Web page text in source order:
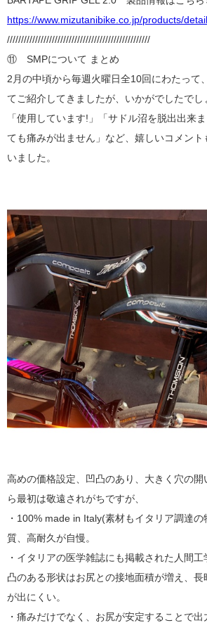
https://www.mizutanibike.co.jp/products/
///////////////////////////////////////////////////
⑪ SMPについて まとめ
2月の中頃から毎週火曜日全10回にわたって
てご紹介してきましたが、いかがでしたでし
「使用しています!」「サドル沼を脱出出来
ても痛みが出ません」など、嬉しいコメン
いました。
高めの価格設定、凹凸のあり、大きく穴の
ら最初は敬遠されがちですが、
・100% made in Italy(素材もイタリア調達
質、高耐久が自慢。
・イタリアの医学雑誌にも掲載された人間
凸のある形状はお尻との接地面積が増え、
が出にくい。
・痛みだけでなく、お尻が安定することで